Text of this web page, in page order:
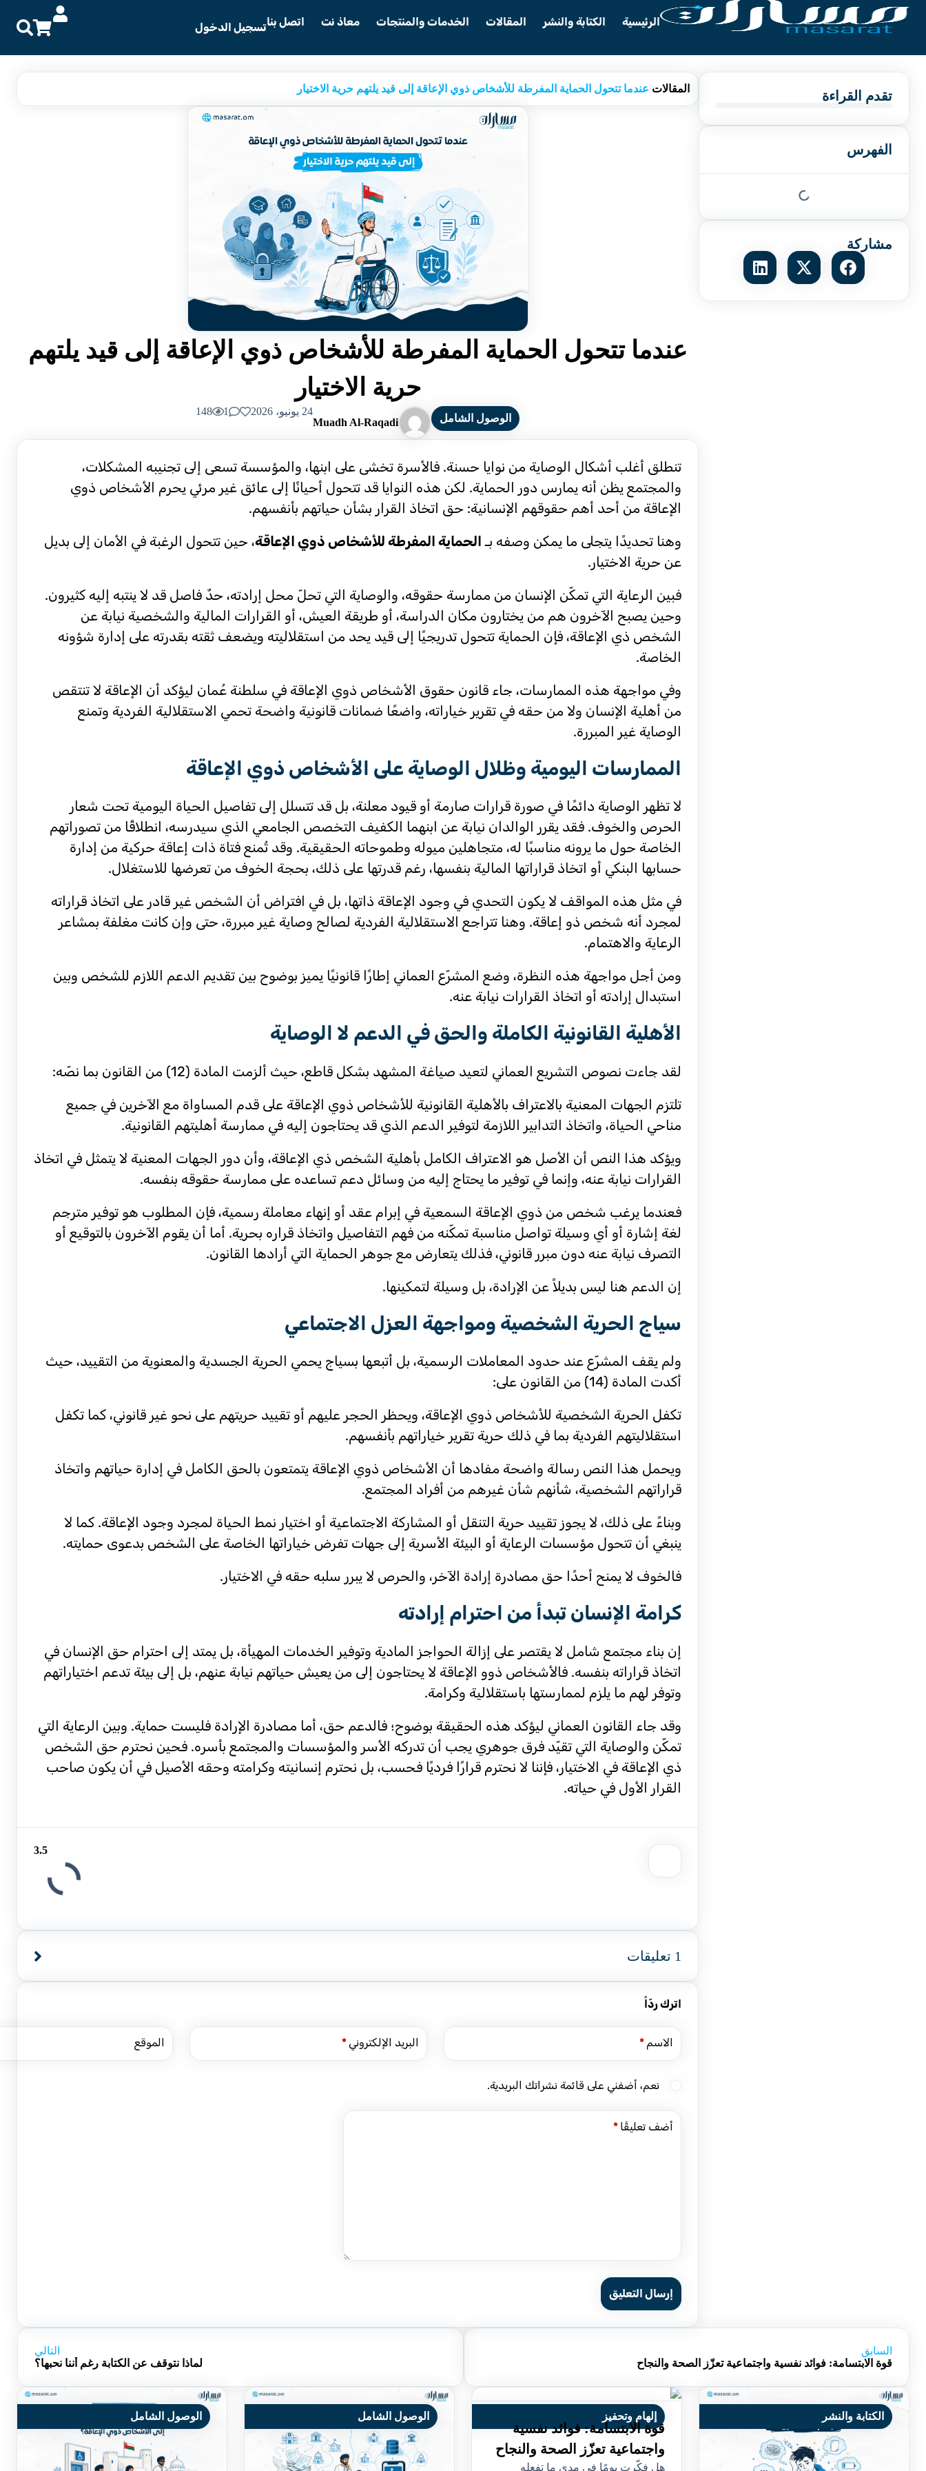
الرئيسية الكتابة والنشر المقالات الخدمات والمنتجات معاذ نت اتصل بناتسجيل الدخول
تقدم القراءة
الفهرس
مشاركة
المقالات/عندما تتحول الحماية المفرطة للأشخاص ذوي الإعاقة إلى قيد يلتهم حرية الاختيار
عندما تتحول الحماية المفرطة للأشخاص ذوي الإعاقة إلى قيد يلتهم
حرية الاختيار
الوصول الشامل Muadh Al-Raqadi
24 يونيو، 2026 1
148
تنطلق أغلب أشكال الوصاية من نوايا حسنة. فالأسرة تخشى على ابنها، والمؤسسة تسعى إلى تجنيبه المشكلات،
والمجتمع يظن أنه يمارس دور الحماية. لكن هذه النوايا قد تتحول أحيانًا إلى عائق غير مرئي يحرم الأشخاص ذوي
الإعاقة من أحد أهم حقوقهم الإنسانية: حق اتخاذ القرار بشأن حياتهم بأنفسهم.
وهنا تحديدًا يتجلى ما يمكن وصفه بـ الحماية المفرطة للأشخاص ذوي الإعاقة، حين تتحول الرغبة في الأمان إلى بديل
عن حرية الاختيار.
فبين الرعاية التي تمكّن الإنسان من ممارسة حقوقه، والوصاية التي تحلّ محل إرادته، حدٌ فاصل قد لا ينتبه إليه كثيرون.
وحين يصبح الآخرون هم من يختارون مكان الدراسة، أو طريقة العيش، أو القرارات المالية والشخصية نيابة عن
الشخص ذي الإعاقة، فإن الحماية تتحول تدريجيًا إلى قيد يحد من استقلاليته ويضعف ثقته بقدرته على إدارة شؤونه
الخاصة.
وفي مواجهة هذه الممارسات، جاء قانون حقوق الأشخاص ذوي الإعاقة في سلطنة عُمان ليؤكد أن الإعاقة لا تنتقص
من أهلية الإنسان ولا من حقه في تقرير خياراته، واضعًا ضمانات قانونية واضحة تحمي الاستقلالية الفردية وتمنع
الوصاية غير المبررة.
الممارسات اليومية وظلال الوصاية على الأشخاص ذوي الإعاقة
لا تظهر الوصاية دائمًا في صورة قرارات صارمة أو قيود معلنة، بل قد تتسلل إلى تفاصيل الحياة اليومية تحت شعار
الحرص والخوف. فقد يقرر الوالدان نيابة عن ابنهما الكفيف التخصص الجامعي الذي سيدرسه، انطلاقًا من تصوراتهم
الخاصة حول ما يرونه مناسبًا له، متجاهلين ميوله وطموحاته الحقيقية. وقد تُمنع فتاة ذات إعاقة حركية من إدارة
حسابها البنكي أو اتخاذ قراراتها المالية بنفسها، رغم قدرتها على ذلك، بحجة الخوف من تعرضها للاستغلال.
في مثل هذه المواقف لا يكون التحدي في وجود الإعاقة ذاتها، بل في افتراض أن الشخص غير قادر على اتخاذ قراراته
لمجرد أنه شخص ذو إعاقة. وهنا تتراجع الاستقلالية الفردية لصالح وصاية غير مبررة، حتى وإن كانت مغلفة بمشاعر
الرعاية والاهتمام.
ومن أجل مواجهة هذه النظرة، وضع المشرّع العماني إطارًا قانونيًا يميز بوضوح بين تقديم الدعم اللازم للشخص وبين
استبدال إرادته أو اتخاذ القرارات نيابة عنه.
الأهلية القانونية الكاملة والحق في الدعم لا الوصاية
لقد جاءت نصوص التشريع العماني لتعيد صياغة المشهد بشكل قاطع، حيث ألزمت المادة (12) من القانون بما نصّه:
تلتزم الجهات المعنية بالاعتراف بالأهلية القانونية للأشخاص ذوي الإعاقة على قدم المساواة مع الآخرين في جميع
مناحي الحياة، واتخاذ التدابير اللازمة لتوفير الدعم الذي قد يحتاجون إليه في ممارسة أهليتهم القانونية.
ويؤكد هذا النص أن الأصل هو الاعتراف الكامل بأهلية الشخص ذي الإعاقة، وأن دور الجهات المعنية لا يتمثل في اتخاذ
القرارات نيابة عنه، وإنما في توفير ما يحتاج إليه من وسائل دعم تساعده على ممارسة حقوقه بنفسه.
فعندما يرغب شخص من ذوي الإعاقة السمعية في إبرام عقد أو إنهاء معاملة رسمية، فإن المطلوب هو توفير مترجم
لغة إشارة أو أي وسيلة تواصل مناسبة تمكّنه من فهم التفاصيل واتخاذ قراره بحرية. أما أن يقوم الآخرون بالتوقيع أو
التصرف نيابة عنه دون مبرر قانوني، فذلك يتعارض مع جوهر الحماية التي أرادها القانون.
إن الدعم هنا ليس بديلاً عن الإرادة، بل وسيلة لتمكينها.
سياج الحرية الشخصية ومواجهة العزل الاجتماعي
ولم يقف المشرّع عند حدود المعاملات الرسمية، بل أتبعها بسياج يحمي الحرية الجسدية والمعنوية من التقييد، حيث
أكدت المادة (14) من القانون على:
تكفل الحرية الشخصية للأشخاص ذوي الإعاقة، ويحظر الحجر عليهم أو تقييد حريتهم على نحو غير قانوني، كما تكفل
استقلاليتهم الفردية بما في ذلك حرية تقرير خياراتهم بأنفسهم.
ويحمل هذا النص رسالة واضحة مفادها أن الأشخاص ذوي الإعاقة يتمتعون بالحق الكامل في إدارة حياتهم واتخاذ
قراراتهم الشخصية، شأنهم شأن غيرهم من أفراد المجتمع.
وبناءً على ذلك، لا يجوز تقييد حرية التنقل أو المشاركة الاجتماعية أو اختيار نمط الحياة لمجرد وجود الإعاقة. كما لا
ينبغي أن تتحول مؤسسات الرعاية أو البيئة الأسرية إلى جهات تفرض خياراتها الخاصة على الشخص بدعوى حمايته.
فالخوف لا يمنح أحدًا حق مصادرة إرادة الآخر، والحرص لا يبرر سلبه حقه في الاختيار.
كرامة الإنسان تبدأ من احترام إرادته
إن بناء مجتمع شامل لا يقتصر على إزالة الحواجز المادية وتوفير الخدمات المهيأة، بل يمتد إلى احترام حق الإنسان في
اتخاذ قراراته بنفسه. فالأشخاص ذوو الإعاقة لا يحتاجون إلى من يعيش حياتهم نيابة عنهم، بل إلى بيئة تدعم اختياراتهم
وتوفر لهم ما يلزم لممارستها باستقلالية وكرامة.
وقد جاء القانون العماني ليؤكد هذه الحقيقة بوضوح؛ فالدعم حق، أما مصادرة الإرادة فليست حماية. وبين الرعاية التي
تمكّن والوصاية التي تقيّد فرق جوهري يجب أن تدركه الأسر والمؤسسات والمجتمع بأسره. فحين نحترم حق الشخص
ذي الإعاقة في الاختيار، فإننا لا نحترم قرارًا فرديًا فحسب، بل نحترم إنسانيته وكرامته وحقه الأصيل في أن يكون صاحب
القرار الأول في حياته.
3.5
1 تعليقات
اترك ردّاً
الاسم * البريد الإلكتروني * الموقع
نعم، أضفني على قائمة نشراتك البريدية.
أضف تعليقًا *
إرسال التعليق
السابق
قوة الابتسامة: فوائد نفسية واجتماعية تعزّز الصحة والنجاح
التالي
لماذا نتوقف عن الكتابة رغم أننا نحبها؟
الكتابة والنشر إلهام وتحفيز
قوة الابتسامة: فوائد نفسية
واجتماعية تعزّز الصحة والنجاح
هل فكّرت يومًا في مدى ما تفعله
الوصول الشامل الوصول الشامل